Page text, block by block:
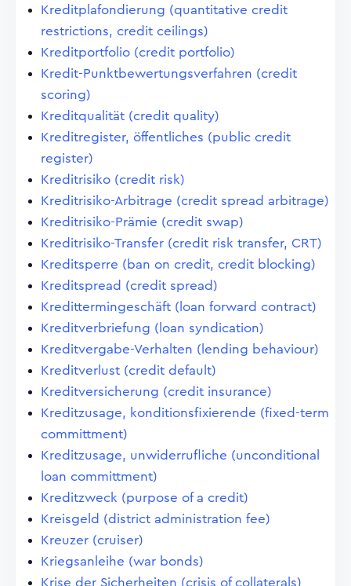
Kreditplafondierung (quantitative credit
restrictions, credit ceilings)
Kreditportfolio (credit portfolio)
Kredit-Punktbewertungsverfahren (credit
scoring)
Kreditqualität (credit quality)
Kreditregister, öffentliches (public credit
register)
Kreditrisiko (credit risk)
Kreditrisiko-Arbitrage (credit spread arbitrage)
Kreditrisiko-Prämie (credit swap)
Kreditrisiko-Transfer (credit risk transfer, CRT)
Kreditsperre (ban on credit, credit blocking)
Kreditspread (credit spread)
Kredittermingeschäft (loan forward contract)
Kreditverbriefung (loan syndication)
Kreditvergabe-Verhalten (lending behaviour)
Kreditverlust (credit default)
Kreditversicherung (credit insurance)
Kreditzusage, konditionsfixierende (fixed-term
committment)
Kreditzusage, unwiderrufliche (unconditional
loan committment)
Kreditzweck (purpose of a credit)
Kreisgeld (district administration fee)
Kreuzer (cruiser)
Kriegsanleihe (war bonds)
Krise der Sicherheiten (crisis of collaterals)